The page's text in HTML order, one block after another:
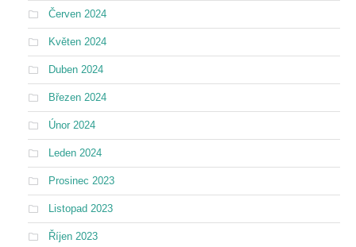
Červen 2024
Květen 2024
Duben 2024
Březen 2024
Únor 2024
Leden 2024
Prosinec 2023
Listopad 2023
Říjen 2023